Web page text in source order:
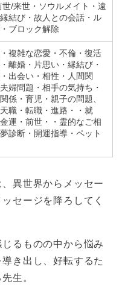
/来世・ソウルメイト・遠
結び・故人との会話・ル
ブロック解除
複雑な恋愛・不倫・復活
離婚・片思い・縁結び・
出会い・相性・人間関
婦問題・相手の気持ち・
係・育児・親子の問題、
職・転職・進路・・就
運・前世・・霊的なご相
診断・開運指導・ペット
、異世界からメッセー
セージを降ろしてく
るものの中から悩み
き出し、好転するた
生。